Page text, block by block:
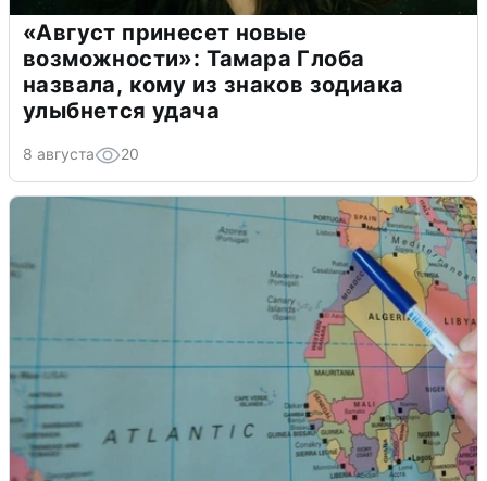
«Август принесет новые
возможности»: Тамара Глоба
назвала, кому из знаков зодиака
улыбнется удача
8 августа 20